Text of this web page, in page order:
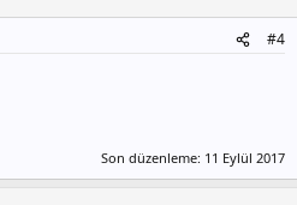
#4
Son düzenleme: 11 Eylül 2017